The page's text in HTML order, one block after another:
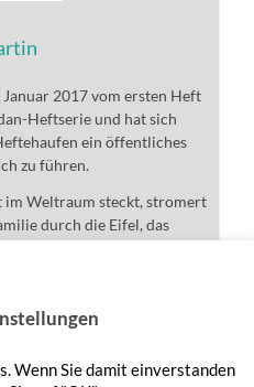
2017 vom ersten Heft
Heftserie und hat sich
ein öffentliches
zu führen.
Weltraum steckt, stromert
durch die Eifel, das
Wenn Sie damit einverstanden